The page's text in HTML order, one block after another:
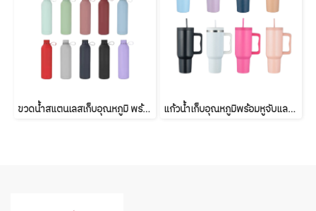
ขวดน้ำสแตนเลสเก็บอุณหภูมิ พร้อมสายหิ้ว (350ml–1000ml) แก้วน้ำเก็บอุณหภูมิพร้อมหูจับและหลอดดูด 40oz/1200ml